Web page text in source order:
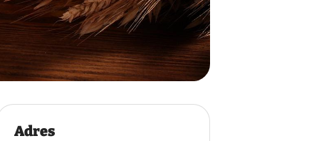
Adres